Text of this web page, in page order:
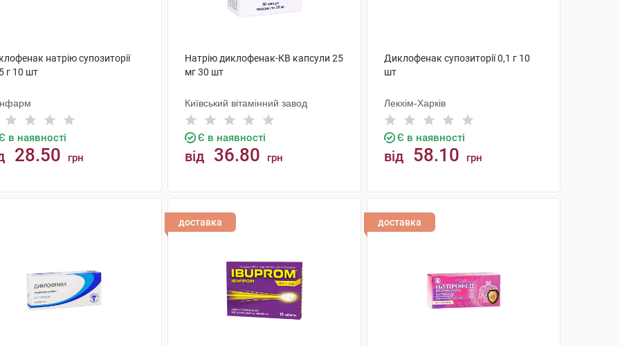
натрію супозиторії
г 10 шт
в наявності
28.50 грн
Натрію диклофенак-КВ капсули 25
мг 30 шт
Київський вітамінний завод
Є в наявності
від 36.80 грн
Диклофенак супозиторії 0,1 г 10
шт
Лекхім-Харків
Є в наявності
від 58.10 грн
доставка доставка